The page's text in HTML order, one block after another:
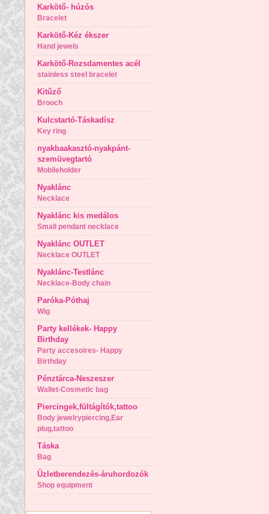
Karkötő- húzós
Bracelet
Karkötő-Kéz ékszer
Hand jewels
Karkötő-Rozsdamentes acél
stainless steel bracelet
Kitűző
Brooch
Kulcstartó-Táskadísz
Key ring
nyakbaakasztó-nyakpánt-
szemüvegtartó
Mobileholder
Nyaklánc
Necklace
Nyaklánc kis medálos
Small pendant necklace
Nyaklánc OUTLET
Necklace OUTLET
Nyaklánc-Testlánc
Necklace-Body chain
Paróka-Póthaj
Wig
Party kellékek- Happy
Birthday
Party accesoires- Happy
Birthday
Pénztárca-Neszeszer
Wallet-Cosmetic bag
Piercingek,fültágítók,tattoo
Body jewelrypiercing,Ear
plug,tattoo
Táska
Bag
Üzletberendezés-áruhordozók
Shop equipment